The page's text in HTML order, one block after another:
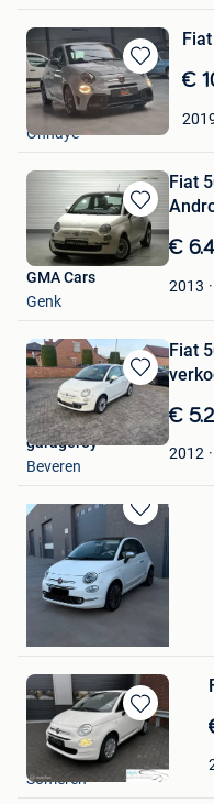
Bewaren
in
Mijn
Favorieten
€
GARAGE PIERRE
Onhaye
Bewaren
in
Mijn
Favorieten
Fiat
€
2013
GMA Cars
Genk
Bewaren
in
Mijn
Favorieten
Fiat
€
2012
garageroy
Beveren
Bewaren
in
Mijn
Favorieten
Amber Vindevogel
Bewaren
in
Mijn
Favorieten
RVR Auto's
Someren